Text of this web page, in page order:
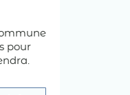
pour